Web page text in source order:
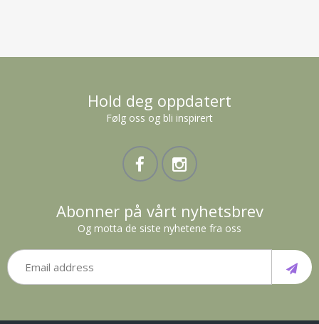
Hold deg oppdatert
Følg oss og bli inspirert
Abonner på vårt nyhetsbrev
Og motta de siste nyhetene fra oss